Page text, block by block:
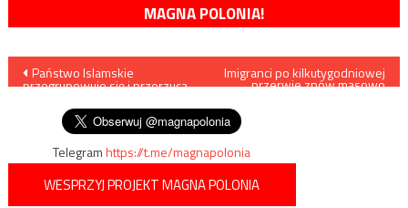
MAGNA POLONIA!
Nawigacja
wpisu
Państwo Islamskie
przegrupowuje się i przerzuca
Imigranci po kilkutygodniowej
przerwie znów masowo
Telegramhttps://t.me/magnapolonia
WESPRZYJ PROJEKT MAGNA POLONIA